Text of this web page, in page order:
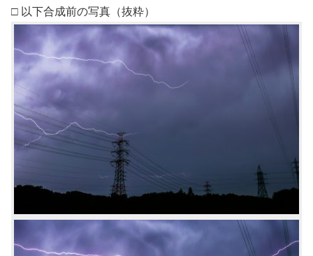
□ 以下合成前の写真（抜粋）